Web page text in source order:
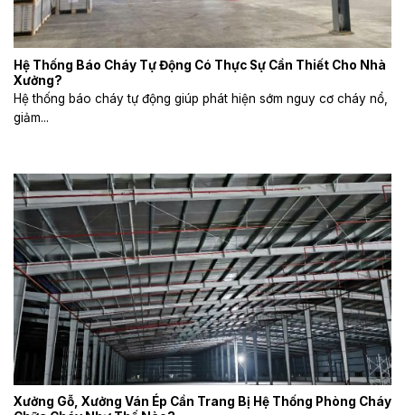
Hệ Thống Báo Cháy Tự Động Có Thực Sự Cần Thiết Cho Nhà
Xưởng?
Hệ thống báo cháy tự động giúp phát hiện sớm nguy cơ cháy nổ,
giảm...
Xưởng Gỗ, Xưởng Ván Ép Cần Trang Bị Hệ Thống Phòng Cháy